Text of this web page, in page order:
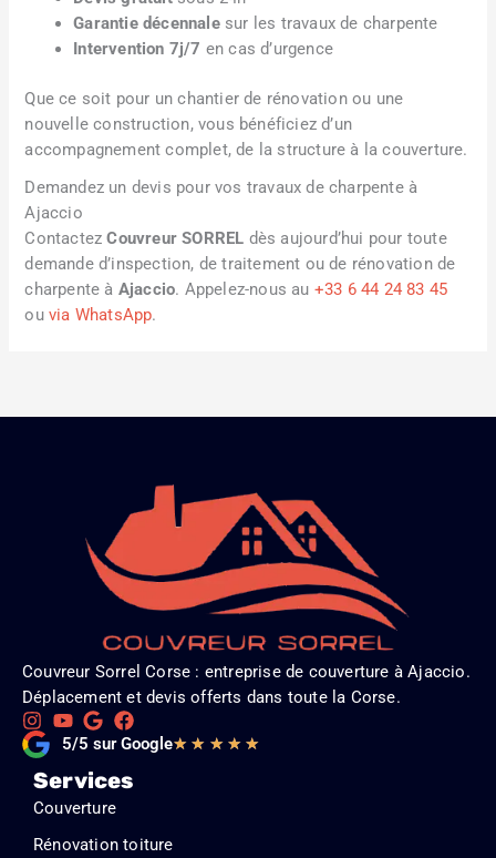
Garantie décennalesur les travaux de charpente
Intervention 7j/7 en cas d’urgence
Que ce soit pour un chantier de rénovation ou une
nouvelle construction, vous bénéficiez d’un
accompagnement complet, de la structure à la couverture.
Demandez un devis pour vos travaux de charpente à
Ajaccio
ContactezCouvreur SORREL dès aujourd’hui pour toute
demande d’inspection, de traitement ou de rénovation de
charpente à Ajaccio. Appelez-nous au +33 6 44 24 83 45
ouvia WhatsApp.
Couvreur Sorrel Corse : entreprise de couverture à Ajaccio.
Déplacement et devis offerts dans toute la Corse.
5/5 sur Google★ ★ ★ ★ ★Noté
Services
Couverture
Rénovation toiture